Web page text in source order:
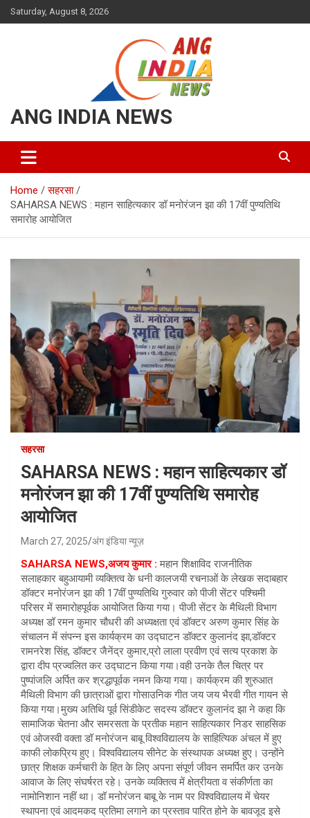
Skip
to
Saturday, August 8, 2026
ANG INDIA NEWS
Home
सहरसा
SAHARSA NEWS : महान साहित्यकार डॉ मनोरंजन झा की 17वीं पुण्यतिथि
समारोह आयोजित
सहरसा
SAHARSA NEWS : महान साहित्यकार डॉ
मनोरंजन झा की 17वीं पुण्यतिथि समारोह
आयोजित
March 27, 2025 अंग इंडिया न्यूज़
SAHARSA NEWS,अजय कुमार : महान शिक्षाविद राजनीतिक
सलाहकार बहुआयामी व्यक्तित्व के धनी कालजयी रचनाओं के लेखक सदाबहार
डॉक्टर मनोरंजन झा की 17वीं पुण्यतिथि गुरुवार को पीजी सेंटर पश्चिमी
परिसर में समारोहपूर्वक आयोजित किया गया। पीजी सेंटर के मैथिली विभाग
अध्यक्ष डॉ रमन कुमार चौधरी की अध्यक्षता एवं डॉक्टर अरुण कुमार सिंह के
संचालन में संपन्न इस कार्यक्रम का उद्घाटन डॉक्टर कुलानंद झा,डॉक्टर
रामनरेश सिंह, डॉक्टर जैनेंद्र कुमार,प्रो लाला प्रवीण एवं सत्य प्रकाश के
द्वारा दीप प्रज्वलित कर उद्घाटन किया गया।वही उनके तैल चित्र पर
पुष्पांजलि अर्पित कर श्रद्धापूर्वक नमन किया गया। कार्यक्रम की शुरुआत
मैथिली विभाग की छात्राओं द्वारा गोसाउनिक गीत जय जय भैरवी गीत गायन से
किया गया।मुख्य अतिथि पूर्व सिंडीकेट सदस्य डॉक्टर कुलानंद झा ने कहा कि
सामाजिक चेतना और समरसता के प्रतीक महान साहित्यकार निडर साहसिक
एवं ओजस्वी वक्ता डॉ मनोरंजन बाबू विश्वविद्यालय के साहित्यिक अंचल में हुए
काफी लोकप्रिय हुए। विश्वविद्यालय सीनेट के संस्थापक अध्यक्ष हुए। उन्होंने
छात्र शिक्षक कर्मचारी के हित के लिए अपना संपूर्ण जीवन समर्पित कर उनके
आवाज के लिए संघर्षरत रहे। उनके व्यक्तित्व में क्षेत्रीयता व संकीर्णता का
नामोनिशान नहीं था। डॉ मनोरंजन बाबू के नाम पर विश्वविद्यालय में चेयर
स्थापना एवं आदमकद प्रतिमा लगाने का प्रस्ताव पारित होने के बावजूद इसे